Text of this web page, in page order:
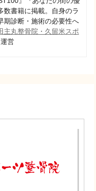
数書籍に掲載。自身のラ
期診断・施術の必要性へ
主丸整骨院・ 久留米スポ
営